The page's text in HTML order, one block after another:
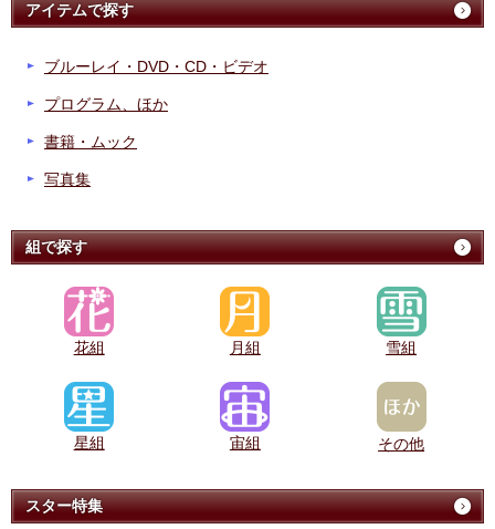
アイテムで探す
ブルーレイ・DVD・CD・ビデオ
プログラム、ほか
書籍・ムック
写真集
組で探す
花組 月組 雪組
星組 宙組 その他
スター特集